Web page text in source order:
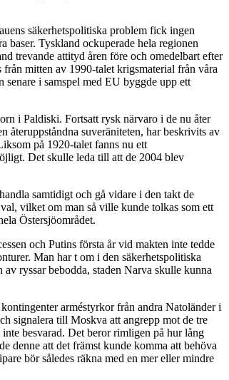
säkerhetspolitiska problem fick ingen
Tyskland ockuperade hela regionen
trevande attityd åren före och omedelbart efter
mitten av 1990-talet krigsmaterial från våra
i samspel med EU byggde upp ett
i Paldiski. Fortsatt rysk närvaro i de nu åter
återuppståndna suveräniteten, har beskrivits av
på 1920-talet fanns nu ett
Det skulle leda till att de 2004 blev
samtidigt och gå vidare i den takt de
vilket om man så ville kunde tolkas som ett
Östersjöområdet.
och Putins första år vid makten inte tedde
Man har t om i den säkerhetspolitiska
ryssar bebodda, staden Narva skulle kunna
arméstyrkor från andra Natoländer i
signalera till Moskva att angrepp mot de tre
besvarad. Det beror rimligen på hur lång
denne att det främst kunde komma att behöva
bör således räkna med en mer eller mindre